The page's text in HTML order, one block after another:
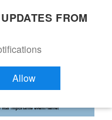
FROM
Allow